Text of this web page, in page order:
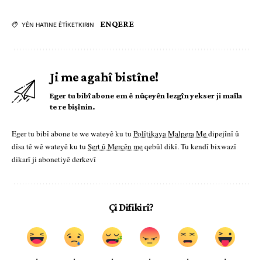
YÊN HATINE ÊTÎKETKIRIN ENQERE
Ji me agahî bistîne!
Eger tu bibî abone em ê nûçeyên lezgîn yekser ji maîla
te re bişînin.
Eger tu bibî abone te we wateyê ku tu Polîtikaya Malpera Medipejînî û
dîsa tê wê wateyê ku tu Şert û Mercên meqebûl dikî. Tu kendî bixwazî
dikarî ji abonetiyê derkevî
Çi Difikirî?
. . . . . .